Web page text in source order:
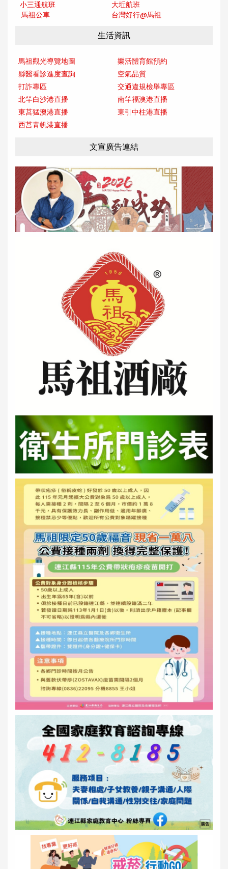
小三通航班
大坵航班
馬祖公車
台灣好行@馬祖
生活資訊
馬祖觀光導覽地圖
樂活體育館預約
縣醫看診進度查詢
空氣品質
打詐專區
交通違規檢舉專區
北竿白沙港直播
南竿福澳港直播
東莒猛澳港直播
東引中柱港直播
西莒青帆港直播
文宣廣告連結